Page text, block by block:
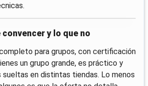
convencer y lo que no
para grupos, con certificación
un grupo grande, es práctico y
en distintas tiendas. Lo menos